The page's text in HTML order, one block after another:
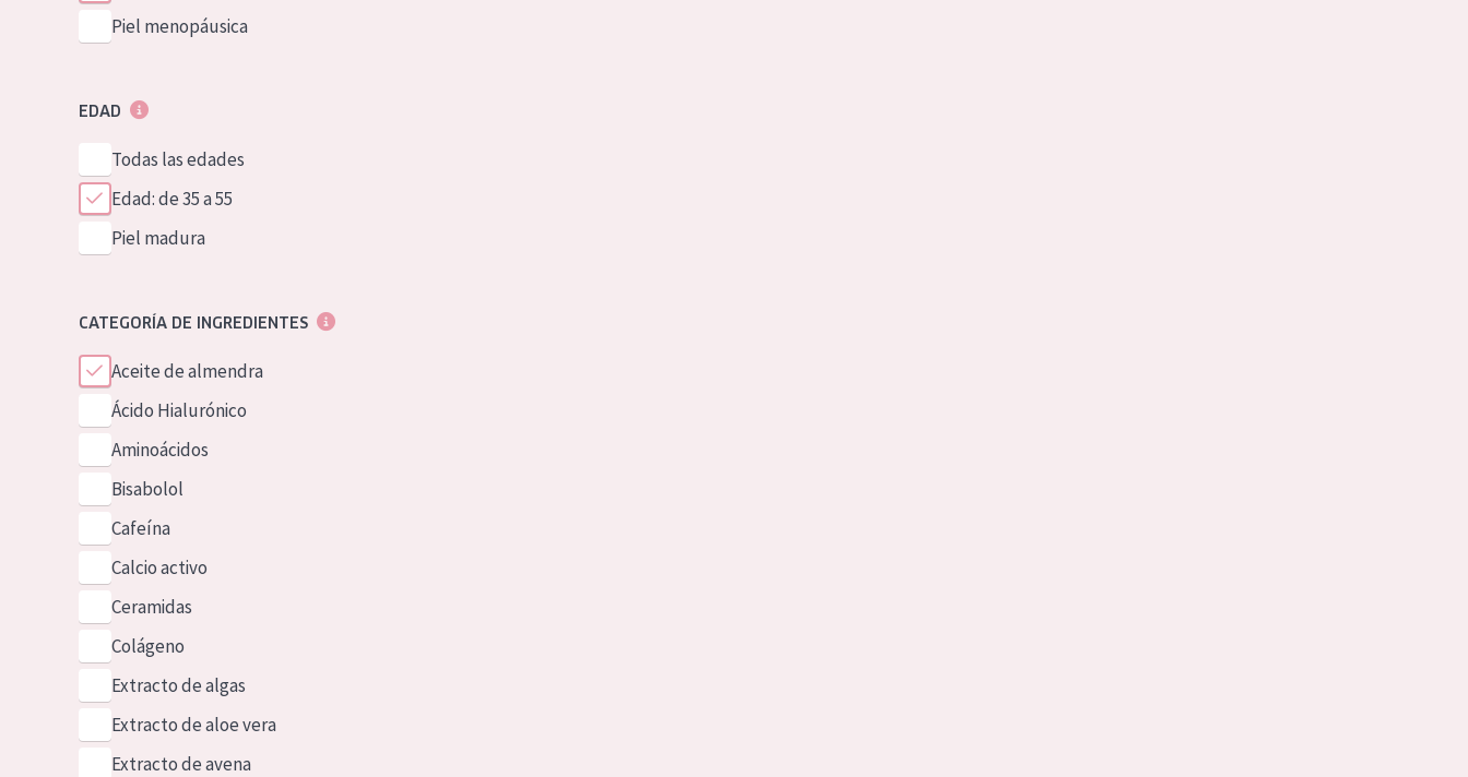
Piel menopáusica
EDAD
Todas las edades
Edad: de 35 a 55
Piel madura
CATEGORÍA DE INGREDIENTES
Aceite de almendra
Ácido Hialurónico
Aminoácidos
Bisabolol
Cafeína
Calcio activo
Ceramidas
Colágeno
Extracto de algas
Extracto de aloe vera
Extracto de avena